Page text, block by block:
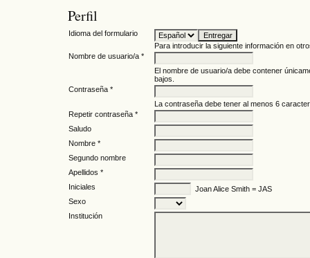
Perfil
Idioma del formulario
Para introducir la siguiente información en
Nombre de usuario/a *
El nombre de usuario/a debe contener
bajos.
Contraseña *
La contraseña debe tener al menos 6
Repetir contraseña *
Saludo
Nombre *
Segundo nombre
Apellidos *
Iniciales
Joan Alice Smith = JAS
Sexo
Institución